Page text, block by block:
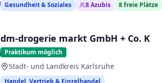
Gesundheit & Soziales 8Azubis 8freie Plätze
dm-drogerie markt GmbH + Co. K
Praktikum möglich
Stadt- und Landkreis Karlsruhe
Handel, Vertrieb & Einzelhandel